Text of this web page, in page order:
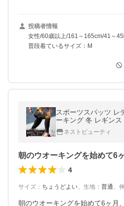
投稿者情報
女性/60歳以上/161～165cm/41～
普段着ているサイズ：M
スポーツスパッツ レ
ーキング 冬 レギンス
カット ランニング ヨ
イツ プレスリム 旭化
ネストビューティ
4
サイズ ： ちょうどよい、 生地 ： 普通、
朝のウオーキングを始めて6ヶ月